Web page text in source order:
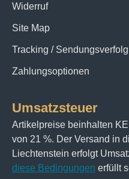
Widerruf
Site Map
Tracking /
Zahlungsoptionen
Umsatzsteuer
Artikelpreise beinhalten
von 21 %. Der Versand in
Liechtenstein erfolgt
diese Bedingungen erfüllt